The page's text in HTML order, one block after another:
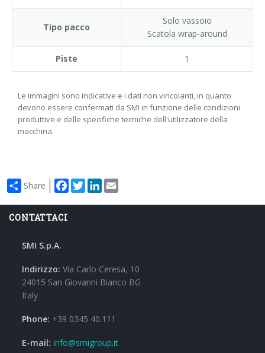
Tipo pacco
Solo vassoio
Scatola wrap-around
Piste 1
Le immagini sono indicative e i dati non vincolanti, in quanto
devono essere confermati da SMI in funzione delle condizioni
produttive e delle specifiche tecniche dell'utilizzatore della
macchina.
Share Facebook
TwitterLinkedIn
CONTATTACI
SMI S.p.A.
Indirizzo: Via Carlo Ceresa, 10
24015 San Giovanni Bianco BG
Italy
Phone: +39 0345 40.111
E-mail: info@smigroup.it